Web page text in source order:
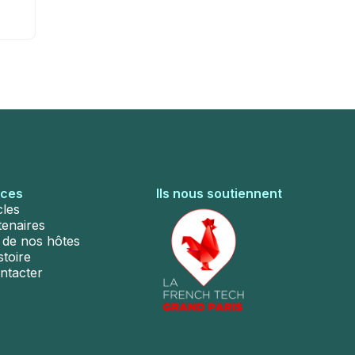
nos hôtes
Ils nous soutiennent